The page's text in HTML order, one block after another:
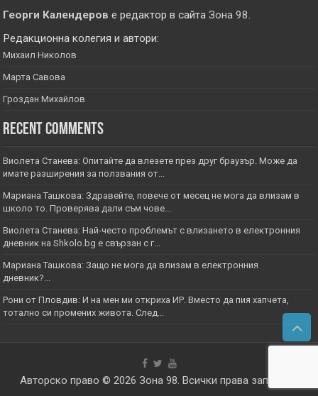
Георги Календеров е редактор в сайтаЗона 98.
Редакционна колегия и автори:
Михаил Николов
Марта Савова
Гроздан Михайлов
Recent Comments
Виолета Станева: Опитайте да влезете през друг браузър. Може да
имате разширения за ползвания от...
Мариана Ташкова: Здравейте, повече от месец не мога да влизам в
школо то. Проверява дали съм чове...
Виолета Станева: Най-често проблемът с влизането в електронния
дневник на Shkolo.bg е свързан с г...
Мариана Ташкова: Защо не мога да влизам в електронния
дневник?...
Рони от Пловдив: И на мен ми откриха ИР. Вместо да пия хапчета,
тотално си промених живота. След...
Авторско право © 2026 Зона 98. Всички права запазени.